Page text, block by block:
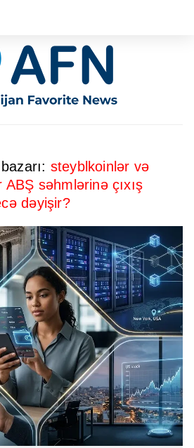
steyblkoinlər və
səhmlərinə çıxış
dəyişir?